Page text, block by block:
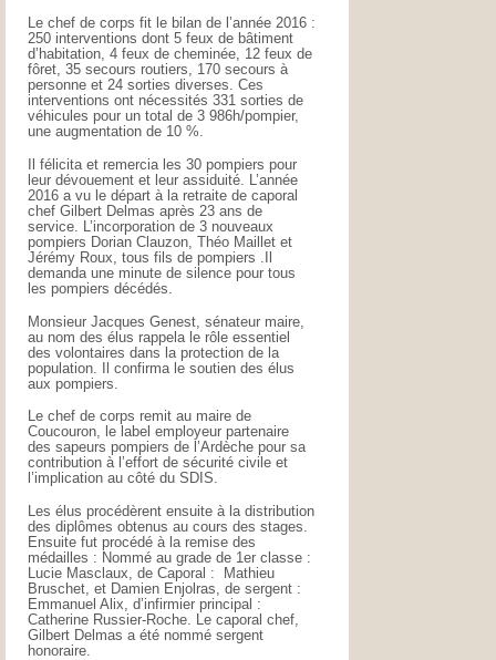
Le chef de corps fit le bilan de l’année 2016 :
250 interventions dont 5 feux de bâtiment
d’habitation, 4 feux de cheminée, 12 feux de
fôret, 35 secours routiers, 170 secours à
personne et 24 sorties diverses. Ces
interventions ont nécessités 331 sorties de
véhicules pour un total de 3 986h/pompier,
une augmentation de 10 %.
Il félicita et remercia les 30 pompiers pour
leur dévouement et leur assiduité. L’année
2016 a vu le départ à la retraite de caporal
chef Gilbert Delmas après 23 ans de
service. L’incorporation de 3 nouveaux
pompiers Dorian Clauzon, Théo Maillet et
Jérémy Roux, tous fils de pompiers .Il
demanda une minute de silence pour tous
les pompiers décédés.
Monsieur Jacques Genest, sénateur maire,
au nom des élus rappela le rôle essentiel
des volontaires dans la protection de la
population. Il confirma le soutien des élus
aux pompiers.
Le chef de corps remit au maire de
Coucouron, le label employeur partenaire
des sapeurs pompiers de l’Ardèche pour sa
contribution à l’effort de sécurité civile et
l’implication au côté du SDIS.
Les élus procédèrent ensuite à la distribution
des diplômes obtenus au cours des stages.
Ensuite fut procédé à la remise des
médailles : Nommé au grade de 1er classe :
Lucie Masclaux, de Caporal : Mathieu
Bruschet, et Damien Enjolras, de sergent :
Emmanuel Alix, d’infirmier principal :
Catherine Russier-Roche. Le caporal chef,
Gilbert Delmas a été nommé sergent
honoraire.